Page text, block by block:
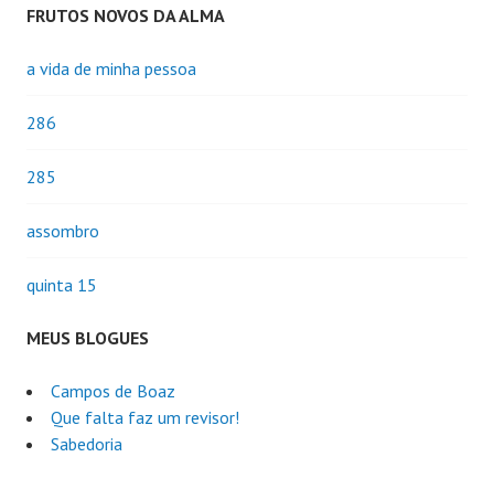
Posts
FRUTOS NOVOS DA ALMA
a vida de minha pessoa
286
285
assombro
quinta 15
MEUS BLOGUES
Campos de Boaz
Que falta faz um revisor!
Sabedoria